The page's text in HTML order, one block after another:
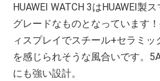
HUAWEI WATCH 3はHUAWEI製
グレードなものとなっています
ィスプレイでスチール+セラミ
を感じられそうな風合いです。
にも強い設計。